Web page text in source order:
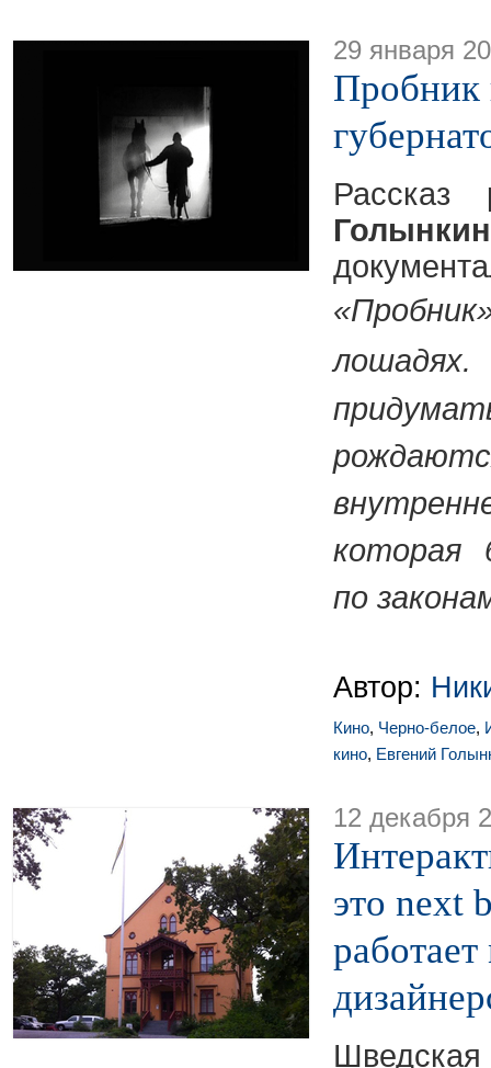
29 января
Пробник
которая
по
Автор:
Кино, Черно-белое,
кино, Евгений
12 декабря
это next